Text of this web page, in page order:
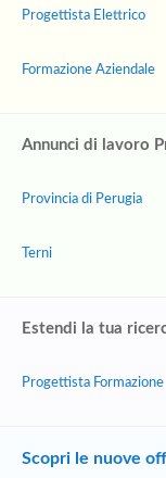
Progettista Elettrico
Formazione Aziendale
Annunci di lavoro
Provincia di Perugia
Terni
Estendi la tua
Progettista Formazione
Scopri le nuove